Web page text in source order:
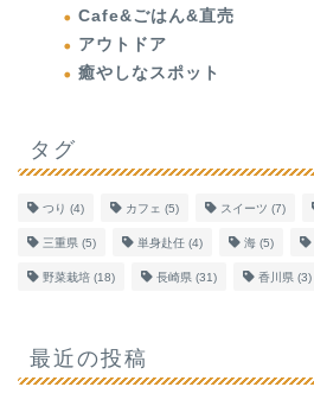
Cafe&ごはん&直売
アウトドア
癒やしなスポット
タグ
つり (4) カフェ (5) スイーツ (7)
三重県 (5) 単身赴任 (4) 海 (5)
野菜栽培 (18) 長崎県 (31) 香川県 (3)
最近の投稿